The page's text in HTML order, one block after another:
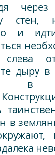
стен,
и
слева
дыру в
в
в